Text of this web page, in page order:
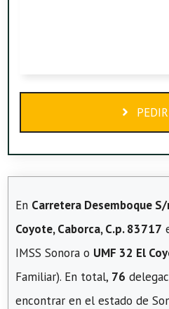
En Carretera Desemboque
Coyote, Caborca, C.p. 83717
IMSS Sonora o UMF 32 El
Familiar). En total, 76
encontrar en el estado de